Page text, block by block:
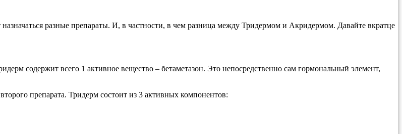
разные препараты. И, в частности, в чем разница между Тридермом и Акридермом. Давайте вкратце
содержит всего 1 активное вещество – бетаметазон. Это непосредственно сам гормональный элемент,
препарата. Тридерм состоит из 3 активных компонентов: